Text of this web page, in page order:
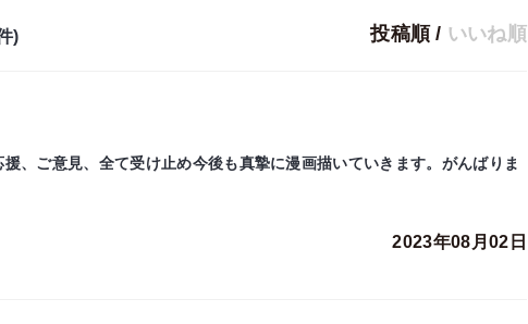
) 投稿順 / いいね順
、ご意見、全て受け止め今後も真摯に漫画描いていきます。がんばりま
2023年08月02日